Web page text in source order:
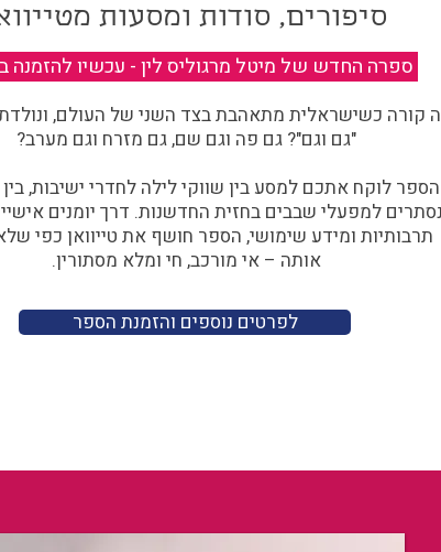
סיפורים, סודות ומסעות
ספרה החדש של מיטל מרגוליס לין - עכשיו להזמנה
קורה כשישראלית מתאהבת בצד השני של העולם,
"גם וגם"? גם פה וגם שם, גם מזרח וגם מערב?​​
הספר לוקח אתכם למסע בין שווקי לילה לחדרי ישיבות,
נסתרים למפעלי שבבים בחזית החדשנות. דרך יומנים
תרבותיות ומידע שימושי, הספר חושף את טייוואן כפי
אותה – אי מורכב, חי ומלא מסתורין.
לפרטים נוספים והזמנת הספר